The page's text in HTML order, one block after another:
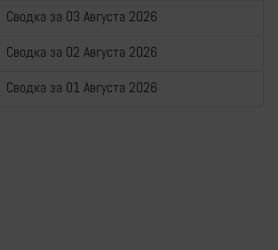
Сводка за 03 Августа 2026
Сводка за 02 Августа 2026
Сводка за 01 Августа 2026